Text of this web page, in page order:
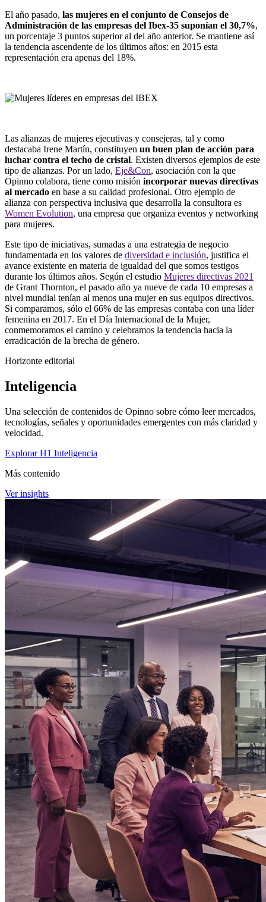
El año pasado, las mujeres en el conjunto de Consejos de
Administración de las empresas del Ibex-35 suponían el 30,7%,
un porcentaje 3 puntos superior al del año anterior. Se mantiene así
la tendencia ascendente de los últimos años: en 2015 esta
representación era apenas del 18%.
Las alianzas de mujeres ejecutivas y consejeras, tal y como
destacaba Irene Martín, constituyen un buen plan de acción para
luchar contra el techo de cristal. Existen diversos ejemplos de este
tipo de alianzas. Por un lado, Eje&Con, asociación con la que
Opinno colabora, tiene como misión incorporar nuevas directivas
al mercado en base a su calidad profesional. Otro ejemplo de
alianza con perspectiva inclusiva que desarrolla la consultora es
Women Evolution, una empresa que organiza eventos y networking
para mujeres.
Este tipo de iniciativas, sumadas a una estrategia de negocio
fundamentada en los valores de diversidad e inclusión, justifica el
avance existente en materia de igualdad del que somos testigos
durante los últimos años. Según el estudio Mujeres directivas 2021
de Grant Thornton, el pasado año ya nueve de cada 10 empresas a
nivel mundial tenían al menos una mujer en sus equipos directivos.
Si comparamos, sólo el 66% de las empresas contaba con una líder
femenina en 2017. En el Día Internacional de la Mujer,
conmemoramos el camino y celebramos la tendencia hacia la
erradicación de la brecha de género.
Horizonte editorial
Inteligencia
Una selección de contenidos de Opinno sobre cómo leer mercados,
tecnologías, señales y oportunidades emergentes con más claridad y
velocidad.
Explorar H1 Inteligencia
Más contenido
Ver insights